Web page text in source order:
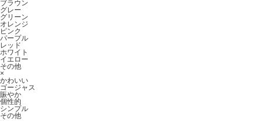
ブラウン
グレー
グリーン
オレンジ
ピンク
パープル
レッド
ホワイト
イエロー
その他
×
かわいい
ゴージャス
賑やか
個性的
シンプル
その他